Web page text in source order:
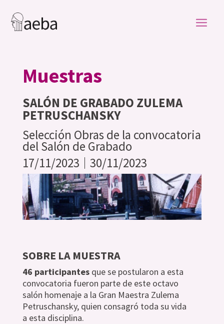
Muestras
SALÓN DE GRABADO ZULEMA
PETRUSCHANSKY
Selección Obras de la convocatoria
del Salón de Grabado
17/11/2023
30/11/2023
SOBRE LA MUESTRA
46 participantesque se postularon a esta
convocatoria fueron parte de este octavo
salón homenaje a la Gran Maestra Zulema
Petruschansky, quien consagró toda su vida
a esta disciplina.